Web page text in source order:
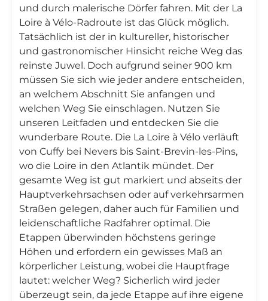
und durch malerische Dörfer fahren. Mit der La
Loire à Vélo-Radroute ist das Glück möglich.
Tatsächlich ist der in kultureller, historischer
und gastronomischer Hinsicht reiche Weg das
reinste Juwel. Doch aufgrund seiner 900 km
müssen Sie sich wie jeder andere entscheiden,
an welchem Abschnitt Sie anfangen und
welchen Weg Sie einschlagen. Nutzen Sie
unseren Leitfaden und entdecken Sie die
wunderbare Route. Die La Loire à Vélo verläuft
von Cuffy bei Nevers bis Saint-Brevin-les-Pins,
wo die Loire in den Atlantik mündet. Der
gesamte Weg ist gut markiert und abseits der
Hauptverkehrsachsen oder auf verkehrsarmen
Straßen gelegen, daher auch für Familien und
leidenschaftliche Radfahrer optimal. Die
Etappen überwinden höchstens geringe
Höhen und erfordern ein gewisses Maß an
körperlicher Leistung, wobei die Hauptfrage
lautet: welcher Weg? Sicherlich wird jeder
überzeugt sein, da jede Etappe auf ihre eigene